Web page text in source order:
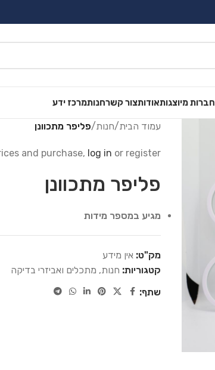
חברות מיוצגותאודותצור קשרחנותמרכז ידע
עמוד הבית/חנות/פליפר מתכוונן
and purchase, log in or register.
פליפר מתכוונן
מגיע במספר מידות
מק"ט: אין מידע
קטגוריות: חנות, מתכלים ואביזרי בדיקה
שתף: